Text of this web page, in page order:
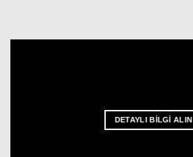
DETAYLI BİLGİ ALIN